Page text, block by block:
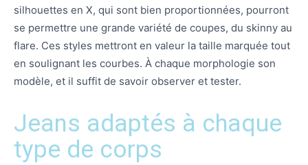
silhouettes en X, qui sont bien proportionnées, pourront
se permettre une grande variété de coupes, du skinny au
flare. Ces styles mettront en valeur la taille marquée tout
en soulignant les courbes. À chaque morphologie son
modèle, et il suffit de savoir observer et tester.
Jeans adaptés à chaque
type de corps